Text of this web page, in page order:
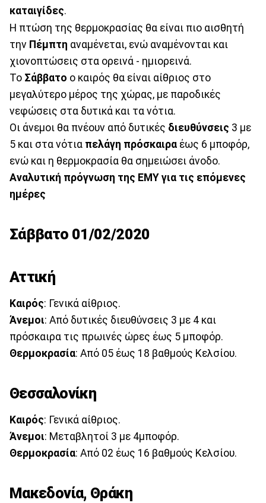
καταιγίδες.
Η πτώση της θερμοκρασίας θα είναι πιο αισθητή
την Πέμπτη αναμένεται, ενώ αναμένονται και
χιονοπτώσεις στα ορεινά - ημιορεινά.
Το Σάββατο ο καιρός θα είναι αίθριος στο
μεγαλύτερο μέρος της χώρας, με παροδικές
νεφώσεις στα δυτικά και τα νότια.
Οι άνεμοι θα πνέουν από δυτικές διευθύνσεις 3 με
5 και στα νότια πελάγη πρόσκαιρα έως 6 μποφόρ,
ενώ και η θερμοκρασία θα σημειώσει άνοδο.
Αναλυτική πρόγνωση της ΕΜΥ για τις επόμενες
ημέρες
Σάββατο 01/02/2020
Αττική
Καιρός: Γενικά αίθριος.
Άνεμοι: Από δυτικές διευθύνσεις 3 με 4 και
πρόσκαιρα τις πρωινές ώρες έως 5 μποφόρ.
Θερμοκρασία: Από 05 έως 18 βαθμούς Κελσίου.
Θεσσαλονίκη
Καιρός: Γενικά αίθριος.
Άνεμοι: Μεταβλητοί 3 με 4μποφόρ.
Θερμοκρασία: Από 02 έως 16 βαθμούς Κελσίου.
Μακεδονία, Θράκη